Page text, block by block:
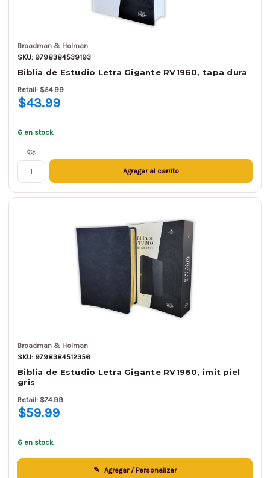
Broadman & Holman
SKU: 9798384539193
Biblia de Estudio Letra Gigante RV1960, tapa dura
Retail: $54.99
$43.99
6 en stock
Qty.
Agregar al carrito
Broadman & Holman
SKU: 9798384512356
Biblia de Estudio Letra Gigante RV1960, imit piel
gris
Retail: $74.99
$59.99
6 en stock
Agregar / Personalizar